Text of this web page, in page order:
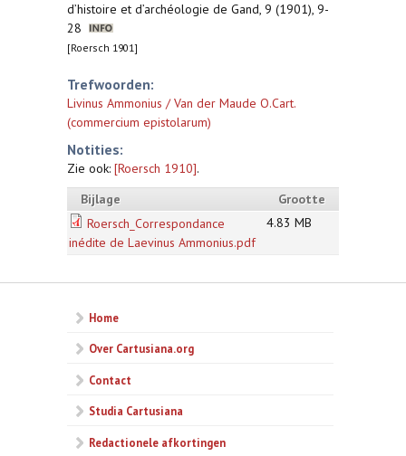
d’histoire et d’archéologie de Gand, 9 (1901), 9-
28
[Roersch 1901]
Trefwoorden:
Livinus Ammonius / Van der Maude O.Cart.
(commercium epistolarum)
Notities:
Zie ook: [Roersch 1910].
Bijlage
Grootte
Roersch_Correspondance
inédite de Laevinus Ammonius.pdf
4.83 MB
Home
Over Cartusiana.org
Contact
Studia Cartusiana
Redactionele afkortingen